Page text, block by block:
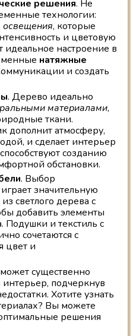
решения. Не
технологии:
освещения, которые
и цветовую
идеальное настроение в
натяжные
и создать
. Дерево идеально
материалами,
ткани.
дополнит атмосферу,
и сделает интерьер
созданию
обстановки.
. Выбор
значительную
светлого дерева с
добавить элементы
Подушки и текстиль с
сочетаются с
цвет и
существенно
подчеркнув
Хотите узнать
Вы можете
решения